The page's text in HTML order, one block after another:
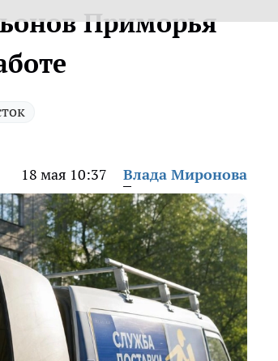
Приморья
18 мая 10:37 Влада Миронова